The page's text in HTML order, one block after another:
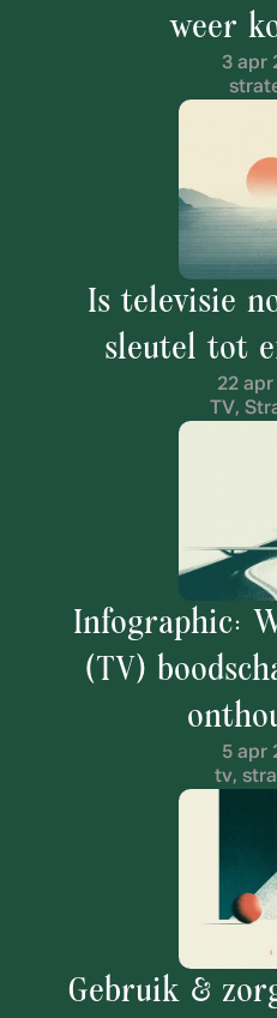
weer
3 apr
Is televisie
sleutel tot
22 apr
TV,
Infographic:
(TV)
5 apr
tv,
Gebruik &